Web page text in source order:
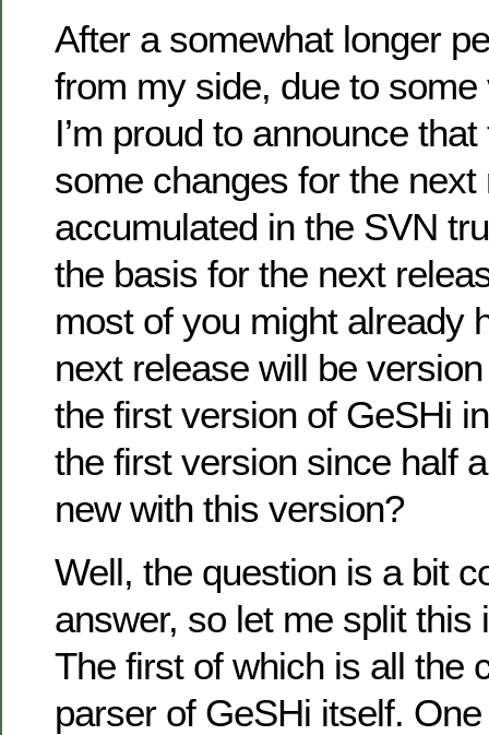
After a somewhat longer
from my side, due to
I’m proud to announce
some changes for the
accumulated in the SVN
the basis for the next
most of you might already
next release will be
the first version of GeSHi
the first version since half
new with this version?
Well, the question is a bit
answer, so let me split this
The first of which is all the
parser of GeSHi itself.